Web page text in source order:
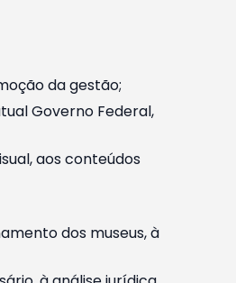
da gestão;
Governo Federal,
aos conteúdos
dos museus, à